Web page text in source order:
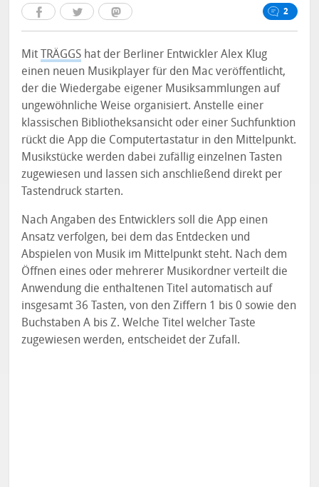
2
MitTRÄGGS hat der Berliner Entwickler Alex Klug
einen neuen Musikplayer für den Mac veröffentlicht,
der die Wiedergabe eigener Musiksammlungen auf
ungewöhnliche Weise organisiert. Anstelle einer
klassischen Bibliotheksansicht oder einer Suchfunktion
rückt die App die Computertastatur in den Mittelpunkt.
Musikstücke werden dabei zufällig einzelnen Tasten
zugewiesen und lassen sich anschließend direkt per
Tastendruck starten.
Nach Angaben des Entwicklers soll die App einen
Ansatz verfolgen, bei dem das Entdecken und
Abspielen von Musik im Mittelpunkt steht. Nach dem
Öffnen eines oder mehrerer Musikordner verteilt die
Anwendung die enthaltenen Titel automatisch auf
insgesamt 36 Tasten, von den Ziffern 1 bis 0 sowie den
Buchstaben A bis Z. Welche Titel welcher Taste
zugewiesen werden, entscheidet der Zufall.